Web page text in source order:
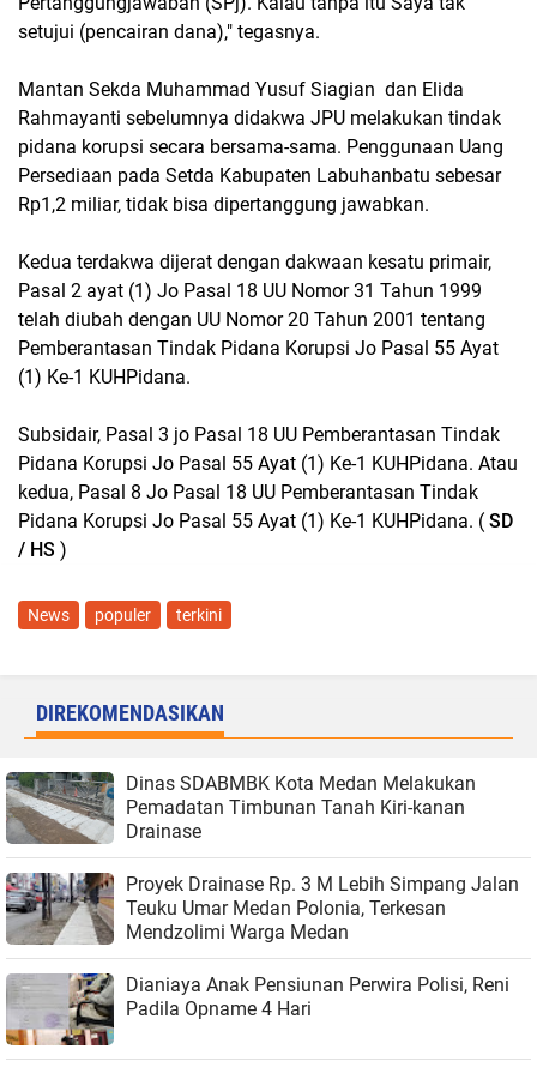
setujui (pencairan dana)," tegasnya.
Mantan Sekda Muhammad Yusuf Siagian dan Elida
Rahmayanti sebelumnya didakwa JPU melakukan tindak
pidana korupsi secara bersama-sama. Penggunaan Uang
Persediaan pada Setda Kabupaten Labuhanbatu sebesar
Rp1,2 miliar, tidak bisa dipertanggung jawabkan.
Kedua terdakwa dijerat dengan dakwaan kesatu primair,
Pasal 2 ayat (1) Jo Pasal 18 UU Nomor 31 Tahun 1999
telah diubah dengan UU Nomor 20 Tahun 2001 tentang
Pemberantasan Tindak Pidana Korupsi Jo Pasal 55 Ayat
(1) Ke-1 KUHPidana.
Subsidair, Pasal 3 jo Pasal 18 UU Pemberantasan Tindak
Pidana Korupsi Jo Pasal 55 Ayat (1) Ke-1 KUHPidana. Atau
kedua, Pasal 8 Jo Pasal 18 UU Pemberantasan Tindak
Pidana Korupsi Jo Pasal 55 Ayat (1) Ke-1 KUHPidana. ( SD
/ HS )
News populer terkini
DIREKOMENDASIKAN
Dinas SDABMBK Kota Medan Melakukan
Pemadatan Timbunan Tanah Kiri-kanan
Drainase
Proyek Drainase Rp. 3 M Lebih Simpang Jalan
Teuku Umar Medan Polonia, Terkesan
Mendzolimi Warga Medan
Dianiaya Anak Pensiunan Perwira Polisi, Reni
Padila Opname 4 Hari